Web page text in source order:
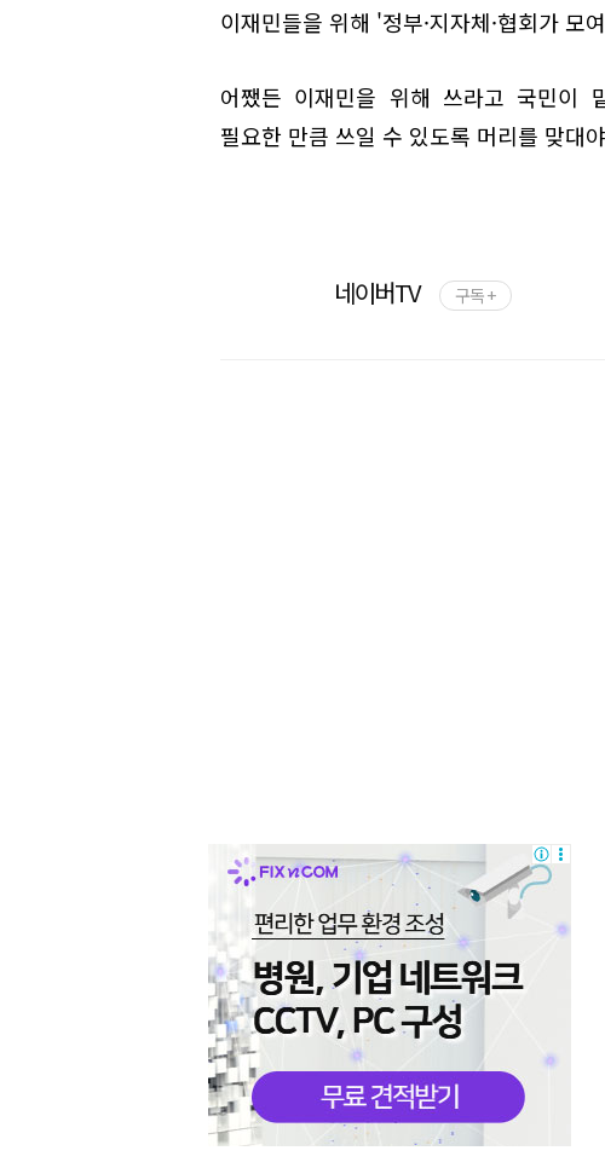
이재민들을 위해 '정부·지자체·협회가 모
어쨌든 이재민을 위해 쓰라고 국민이
필요한 만큼 쓰일 수 있도록 머리를 맞대
네이버TV 구독 +